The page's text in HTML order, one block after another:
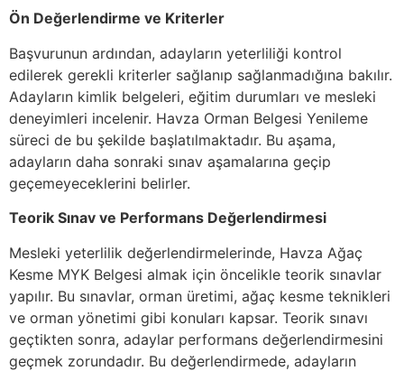
Ön Değerlendirme ve Kriterler
Başvurunun ardından, adayların yeterliliği kontrol
edilerek gerekli kriterler sağlanıp sağlanmadığına bakılır.
Adayların kimlik belgeleri, eğitim durumları ve mesleki
deneyimleri incelenir. Havza Orman Belgesi Yenileme
süreci de bu şekilde başlatılmaktadır. Bu aşama,
adayların daha sonraki sınav aşamalarına geçip
geçemeyeceklerini belirler.
Teorik Sınav ve Performans Değerlendirmesi
Mesleki yeterlilik değerlendirmelerinde, Havza Ağaç
Kesme MYK Belgesi almak için öncelikle teorik sınavlar
yapılır. Bu sınavlar, orman üretimi, ağaç kesme teknikleri
ve orman yönetimi gibi konuları kapsar. Teorik sınavı
geçtikten sonra, adaylar performans değerlendirmesini
geçmek zorundadır. Bu değerlendirmede, adayların